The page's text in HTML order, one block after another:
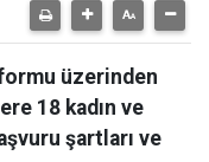
üzerinden
18 kadın ve
şartları ve